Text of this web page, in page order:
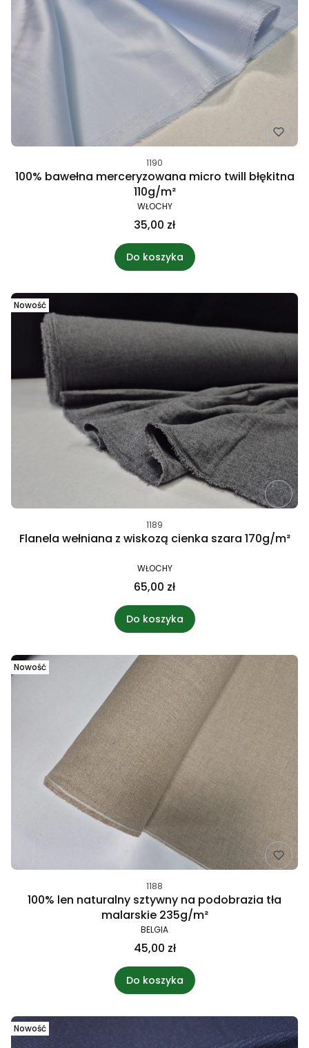
1190
100% bawełna merceryzowana micro twill błękitna
110g/m²
WŁOCHY
35,00 zł
Do koszyka
Nowość
1189
Flanela wełniana z wiskozą cienka szara 170g/m²
WŁOCHY
65,00 zł
Do koszyka
Nowość
1188
100% len naturalny sztywny na podobrazia tła
malarskie 235g/m²
BELGIA
45,00 zł
Do koszyka
Nowość